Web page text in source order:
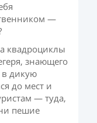
—
квадроциклы
знающего
в дикую
до мест и
— туда,
пешие